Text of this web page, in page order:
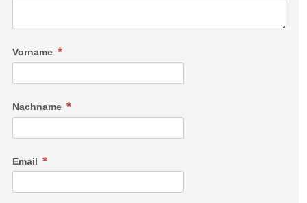
Vorname
Nachname
Email